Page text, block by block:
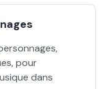
pour
dans